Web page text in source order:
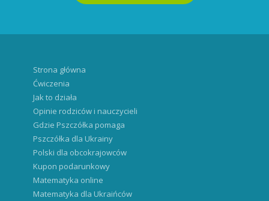
Strona główna
Ćwiczenia
Jak to działa
Opinie rodziców i nauczycieli
Gdzie Pszczółka pomaga
Pszczółka dla Ukrainy
Polski dla obcokrajowców
Kupon podarunkowy
Matematyka online
Matematyka dla Ukraińców